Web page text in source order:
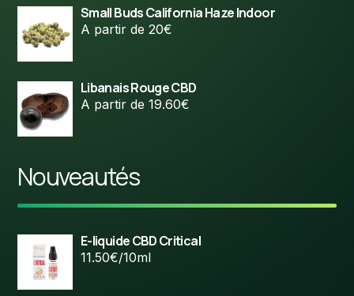
Small Buds California Haze Indoor
A partir de 20€
Libanais Rouge CBD
A partir de 19.60€
Nouveautés
E-liquide CBD Critical
11.50€/10ml